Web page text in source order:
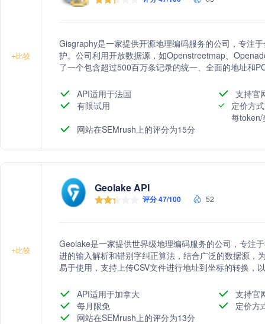
+比较
Gisgraphy是一家提供开源地理编码服务的公司，专注
护。公司利用开放数据源，如Openstreetmap、
了一个包含超过500百万条记录的统一、全面的地址和
Gisgraphy还提供数据集购买服务，数据以CSV或SQL
API适用于法国
支持官
有限试用
定价方
每token/
网站在SEMrush上的评分为15分
+比较
Geolake API
评分 47/100 52
Geolake是一家提供世界级地理编码服务的公司，专注
进的输入解析和错别字纠正算法，结合广泛的数据源，
易于使用，支持上传CSV文件进行地址到坐标的转换，
务，并支持开放式许可，允许用户自由存储和使用结果
API适用于加拿大
支持官
每月限免
定价方
网站在SEMrush上的评分为13分